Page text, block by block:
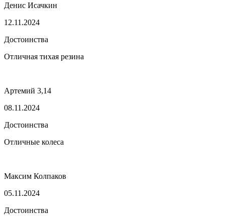
Денис Исачкин
12.11.2024
Достоинства
Отличная тихая резина
Артемий 3,14
08.11.2024
Достоинства
Отличные колеса
Максим Колпаков
05.11.2024
Достоинства